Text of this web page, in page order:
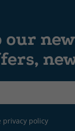
our
privacy policy